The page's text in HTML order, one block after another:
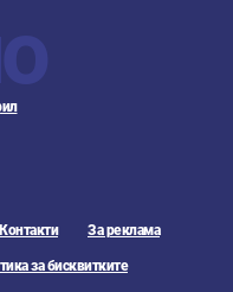
Контакти За реклама
за бисквитките